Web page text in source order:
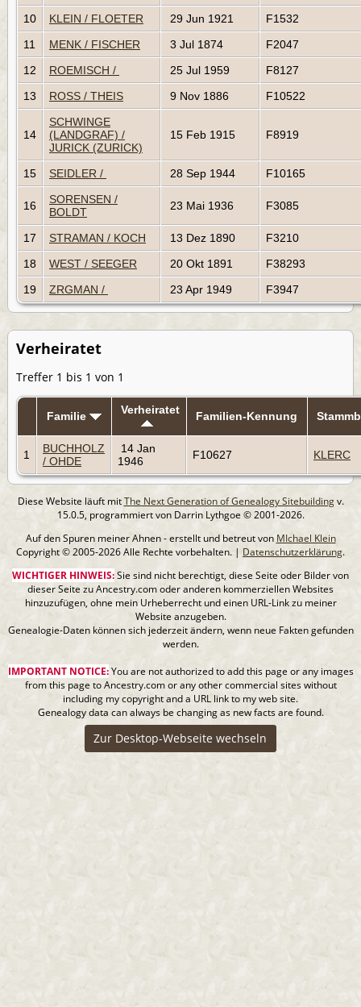
10 KLEIN / FLOETER 29 Jun 1921
F1532
11
MENK / FISCHER 3 Jul 1874
F2047
12
ROEMISCH / 25 Jul 1959
F8127
13
ROSS / THEIS 9 Nov 1886 F10522
14
SCHWINGE
(LANDGRAF) /
JURICK (ZURICK)
15 Feb 1915 F8919
15 SEIDLER / 28 Sep 1944 F10165
16
SORENSEN /
BOLDT
23 Mai 1936 F3085
17 STRAMAN / KOCH 13 Dez 1890
F3210
18
WEST / SEEGER 20 Okt 1891
F38293
19
ZRGMAN / 23 Apr 1949 F3947
Verheiratet
Treffer 1 bis 1 von 1
Familie Verheiratet Familien-Kennung
1
BUCHHOLZ
/ OHDE
14 Jan
1946
F10627 KLERC
Diese Website läuft mitThe Next Generation of Genealogy Sitebuildingv.
15.0.5, programmiert von Darrin Lythgoe © 2001-2026.
Auf den Spuren meiner Ahnen - erstellt und betreut von MIchael Klein
Copyright © 2005-2026 Alle Rechte vorbehalten. | Datenschutzerklärung.
WICHTIGER HINWEIS:Sie sind nicht berechtigt, diese Seite oder Bilder von
dieser Seite zu Ancestry.com oder anderen kommerziellen Websites
hinzuzufügen, ohne mein Urheberrecht und einen URL-Link zu meiner
Website anzugeben.
Genealogie-Daten können sich jederzeit ändern, wenn neue Fakten gefunden
werden.
IMPORTANT NOTICE:You are not authorized to add this page or any images
from this page to Ancestry.com or any other commercial sites without
including my copyright and a URL link to my web site.
Genealogy data can always be changing as new facts are found.
Zur Desktop-Webseite wechseln